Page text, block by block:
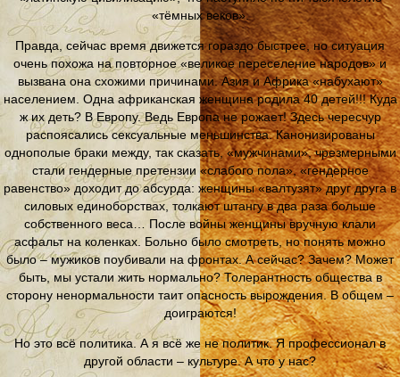
«тёмных веков».
Правда, сейчас время движется гораздо быстрее, но ситуация
очень похожа на повторное «великое переселение народов» и
вызвана она схожими причинами. Азия и Африка «набухают»
населением. Одна африканская женщина родила 40 детей!!! Куда
ж их деть? В Европу. Ведь Европа не рожает! Здесь чересчур
распоясались сексуальные меньшинства. Канонизированы
однополые браки между, так сказать, «мужчинами», чрезмерными
стали гендерные претензии «слабого пола», «гендерное
равенство» доходит до абсурда: женщины «валтузят» друг друга в
силовых единоборствах, толкают штангу в два раза больше
собственного веса… После войны женщины вручную клали
асфальт на коленках. Больно было смотреть, но понять можно
было – мужиков поубивали на фронтах. А сейчас? Зачем? Может
быть, мы устали жить нормально? Толерантность общества в
сторону ненормальности таит опасность вырождения. В общем –
доиграются!
Но это всё политика. А я всё же не политик. Я профессионал в
другой области – культуре. А что у нас?